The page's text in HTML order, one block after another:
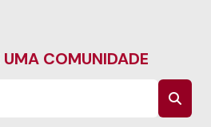
UMA COMUNIDADE